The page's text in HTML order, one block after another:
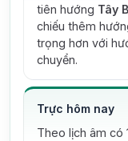
tiên hướng Tây
chiếu thêm
trọng hơn với
chuyển.
Trực hôm nay
Theo lịch âm có